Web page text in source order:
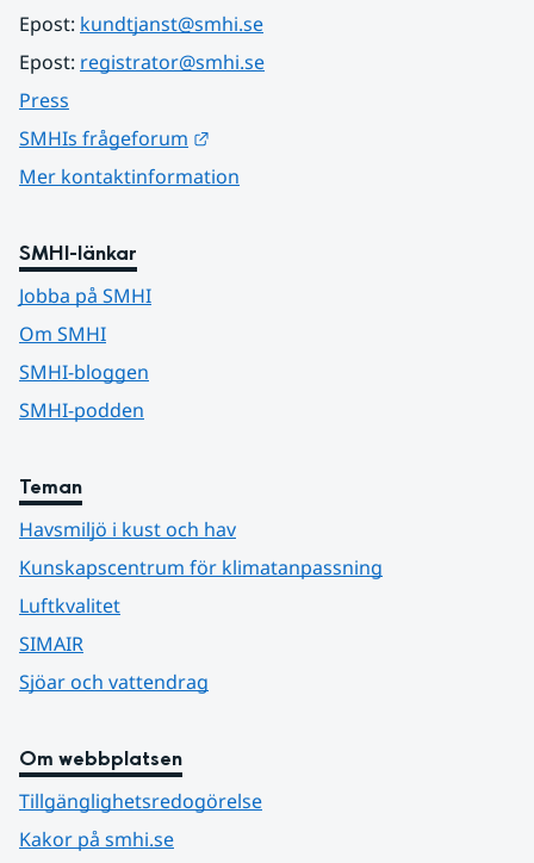
Epost: kundtjanst@smhi.se
Epost: registrator@smhi.se
Press
SMHIs frågeforum
Mer kontaktinformation
SMHI-länkar
Jobba på SMHI
Om SMHI
SMHI-bloggen
SMHI-podden
Teman
Havsmiljö i kust och hav
Kunskapscentrum för klimatanpassning
Luftkvalitet
SIMAIR
Sjöar och vattendrag
Om webbplatsen
Tillgänglighetsredogörelse
Kakor på smhi.se